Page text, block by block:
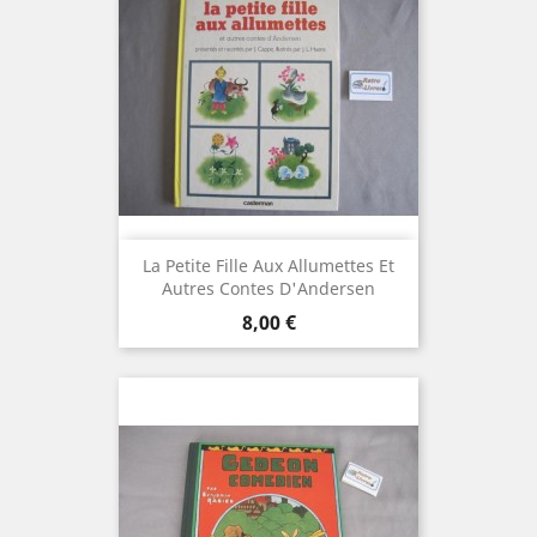
La Petite Fille Aux Allumettes Et
Autres Contes D'Andersen
Prix
8,00 €